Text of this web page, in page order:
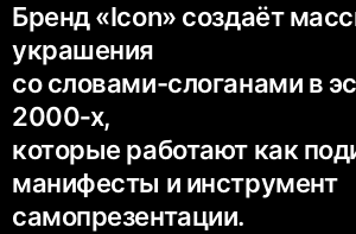
Бренд «Icon» создаёт
украшения
со словами-слоганами в
2000‑х,
которые работают как
манифесты и инструмент
самопрезентации.